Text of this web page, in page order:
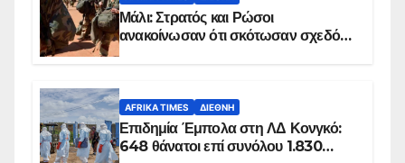
Μάλι: Στρατός και Ρώσοι
ανακοίνωσαν ότι σκότωσαν σχεδόν
AFRIKA TIMES ΔΙΕΘΝΉ
Επιδημία Έμπολα στη ΛΔ Κονγκό:
648 θάνατοι επί συνόλου 1.830